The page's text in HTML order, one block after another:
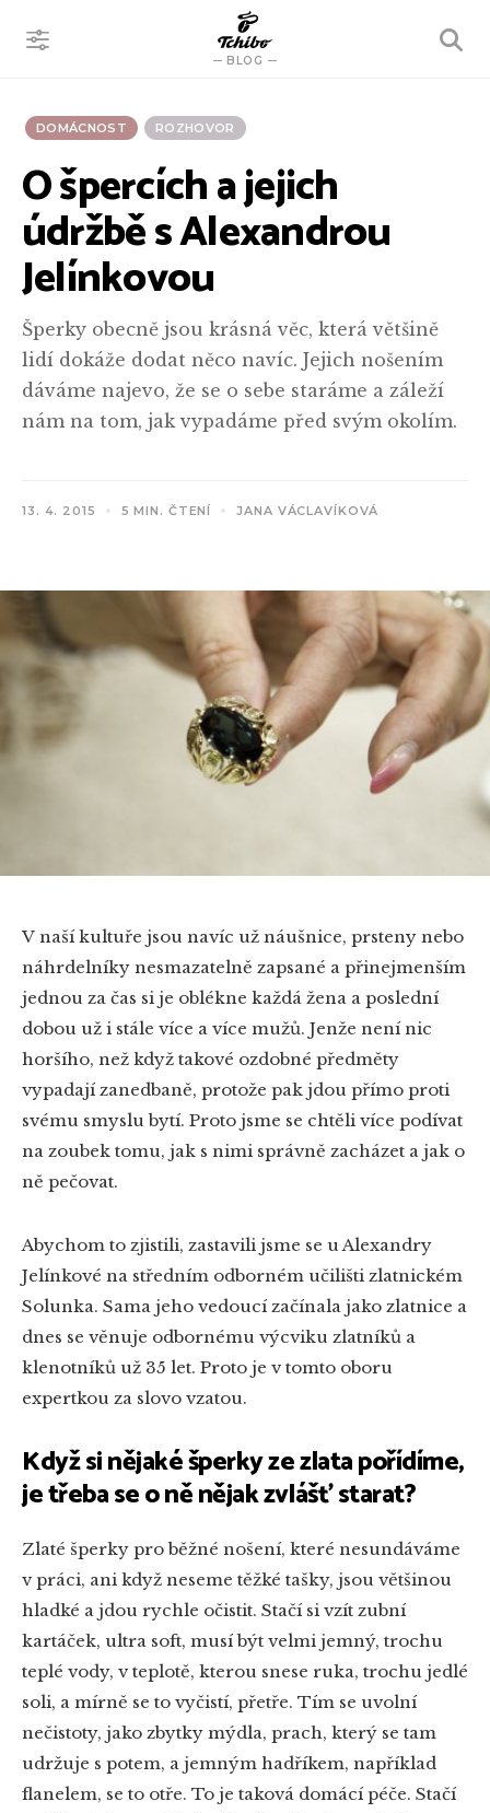
BLOG
VYHLEDÁVÁNÍ
DOMÁCNOST ROZHOVOR
O špercích a jejich
údržbě s Alexandrou
Jelínkovou
Šperky obecně jsou krásná věc, která většině
lidí dokáže dodat něco navíc. Jejich nošením
dáváme najevo, že se o sebe staráme a záleží
nám na tom, jak vypadáme před svým okolím.
13. 4. 2015 5 MIN. ČTENÍ JANA VÁCLAVÍKOVÁ
V naší kultuře jsou navíc už náušnice, prsteny nebo
náhrdelníky nesmazatelně zapsané a přinejmenším
jednou za čas si je oblékne každá žena a poslední
dobou už i stále více a více mužů. Jenže není nic
horšího, než když takové ozdobné předměty
vypadají zanedbaně, protože pak jdou přímo proti
svému smyslu bytí. Proto jsme se chtěli více podívat
na zoubek tomu, jak s nimi správně zacházet a jak o
ně pečovat.
Abychom to zjistili, zastavili jsme se u Alexandry
Jelínkové na středním odborném učilišti zlatnickém
Solunka. Sama jeho vedoucí začínala jako zlatnice a
dnes se věnuje odbornému výcviku zlatníků a
klenotníků už 35 let. Proto je v tomto oboru
expertkou za slovo vzatou.
Když si nějaké šperky ze zlata pořídíme,
je třeba se o ně nějak zvlášť starat?
Zlaté šperky pro běžné nošení, které nesundáváme
v práci, ani když neseme těžké tašky, jsou většinou
hladké a jdou rychle očistit. Stačí si vzít zubní
kartáček, ultra soft, musí být velmi jemný, trochu
teplé vody, v teplotě, kterou snese ruka, trochu jedlé
soli, a mírně se to vyčistí, přetře. Tím se uvolní
nečistoty, jako zbytky mýdla, prach, který se tam
udržuje s potem, a jemným hadříkem, například
flanelem, se to otře. To je taková domácí péče. Stačí